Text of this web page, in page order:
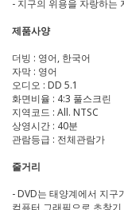
- 지구의 위용을 자랑하는
제품사양
더빙 : 영어, 한국어
자막 : 영어
오디오 : DD 5.1
화면비율 : 4:3 풀스크린
지역코드 : All. NTSC
상영시간 : 40분
관람등급 : 전체관람가
줄거리
- DVD는 태양계에서 지구